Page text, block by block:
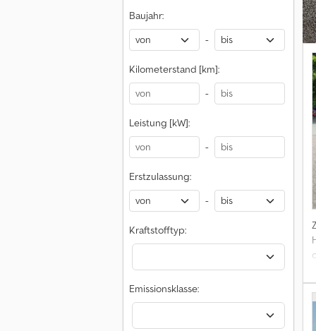
Baujahr:
-
Kilometerstand [km]:
-
Leistung [kW]:
-
Erstzulassung:
-
Kraftstofftyp:
Emissionsklasse: